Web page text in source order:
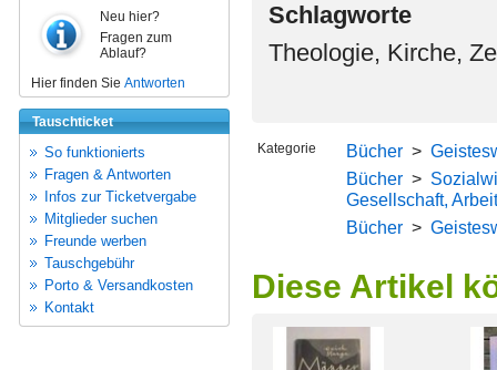
Neu hier?
Fragen zum
Ablauf?
Hier finden Sie Antworten
Tauschticket
So funktionierts
Fragen & Antworten
Infos zur Ticketvergabe
Mitglieder suchen
Freunde werben
Tauschgebühr
Porto & Versandkosten
Kontakt
Schlagworte
Theologie, Kirche,
Kategorie Bücher >
Bücher >
Gesellschaft, Arbeit
Bücher >
Diese Artikel